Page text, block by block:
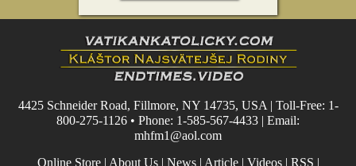
4425 Schneider Road, Fillmore, NY 14735, USA | Toll-Free: 1-
800-275-1126 • Phone: 1-585-567-4433 | Email:
mhfm1@aol.com
Online Store| About Us| News| Article| Videos| RSS |